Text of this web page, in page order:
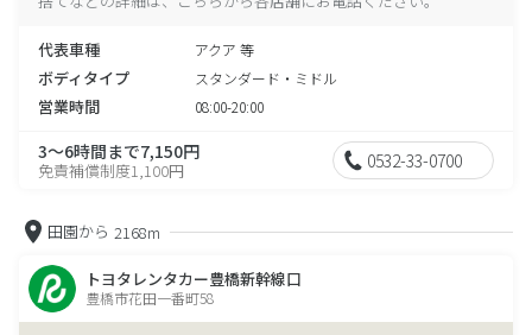
代表車種 アクア 等
ボディタイプ スタンダード・ミドル
営業時間 08:00-20:00
3～6時間まで7,150円
免責補償制度1,100円 0532-33-0700
田園から 2168m
トヨタレンタカー豊橋新幹線口
豊橋市花田一番町58